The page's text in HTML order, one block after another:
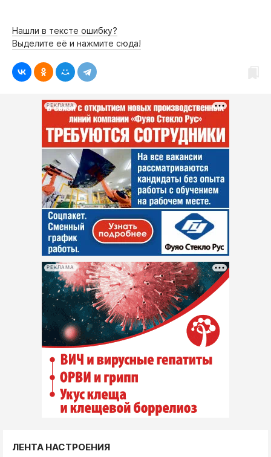
Нашли в тексте ошибку?
Выделите её и нажмите сюда!
РЕКЛАМА
РЕКЛАМА
ЛЕНТА НАСТРОЕНИЯ